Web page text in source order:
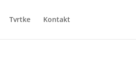
Tvrtke Kontakt